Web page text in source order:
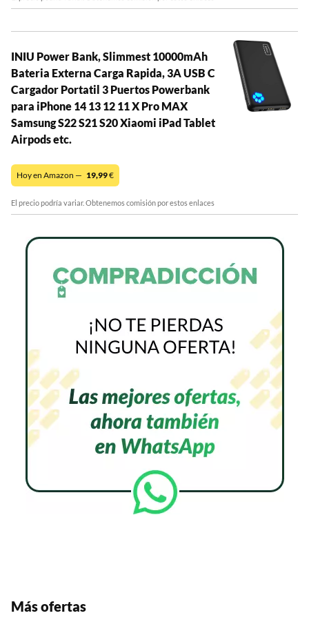
INIU Power Bank, Slimmest 10000mAh
Bateria Externa Carga Rapida, 3A USB C
Cargador Portatil 3 Puertos Powerbank
para iPhone 14 13 12 11 X Pro MAX
Samsung S22 S21 S20 Xiaomi iPad Tablet
Airpods etc.
Hoy en Amazon — 19,99€
El precio podría variar. Obtenemos comisión por estos enlaces
Más ofertas